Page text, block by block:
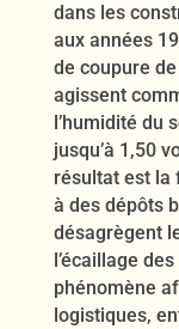
dans les
aux années
de coupure
agissent
l’humidité du
jusqu’à 1,50
résultat est la
à des dépôts
désagrègent
l’écaillage
phénomène
logistiques,